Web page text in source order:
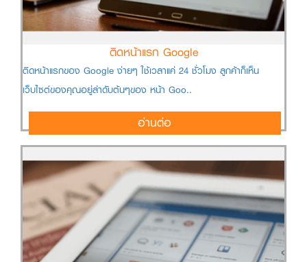
ติดหน้าแรก Google
ติดหน้าแรกของ Google ง่ายๆ ใช้เวลาแค่ 24 ชั่วโมง ลูกค้าก็เห็น
เว็บไซต์ของคุณอยู่ลำดับต้นๆของ หน้า Goo..
อ่านต่อ